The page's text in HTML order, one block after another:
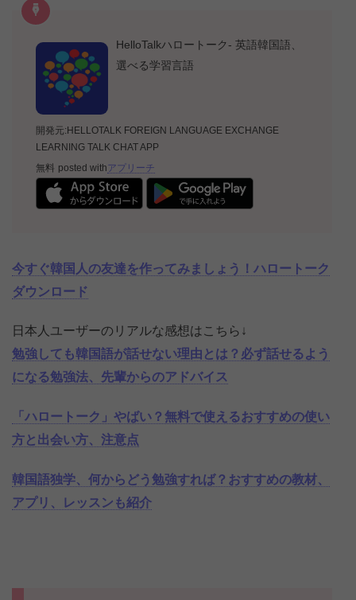
HelloTalkハロートーク- 英語韓国語、
選べる学習言語
開発元: HELLOTALK FOREIGN LANGUAGE EXCHANGE
LEARNING TALK CHAT APP
無料 posted withアプリーチ
今すぐ韓国人の友達を作ってみましょう！ハロートーク
ダウンロード
日本人ユーザーのリアルな感想はこちら↓
勉強しても韓国語が話せない理由とは？必ず話せるよう
になる勉強法、先輩からのアドバイス
「ハロートーク」やばい？無料で使えるおすすめの使い
方と出会い方、注意点
韓国語独学、何からどう勉強すれば？おすすめの教材、
アプリ、レッスンも紹介